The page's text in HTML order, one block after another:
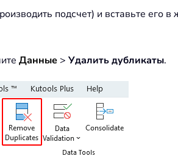
подсчет) и вставьте его
Данные > Удалить дубликаты.